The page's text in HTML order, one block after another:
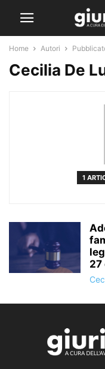
Home Autori
Cecilia De
1
27